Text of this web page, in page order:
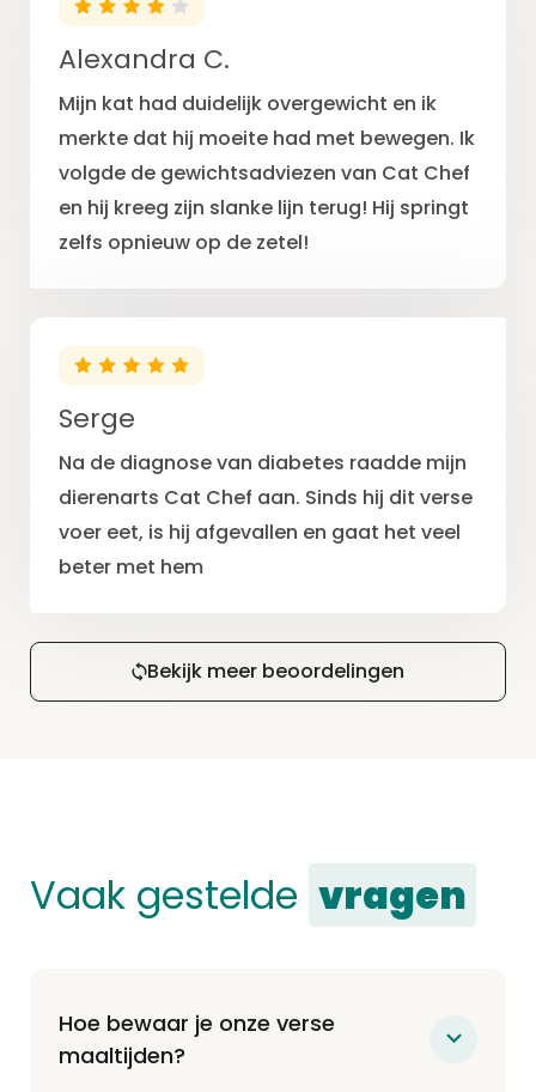
Alexandra C.
Mijn kat had duidelijk overgewicht en ik
merkte dat hij moeite had met bewegen. Ik
volgde de gewichtsadviezen van Cat Chef
en hij kreeg zijn slanke lijn terug! Hij springt
zelfs opnieuw op de zetel!
Serge
Na de diagnose van diabetes raadde mijn
dierenarts Cat Chef aan. Sinds hij dit verse
voer eet, is hij afgevallen en gaat het veel
beter met hem
Bekijk meer beoordelingen
Vaak gestelde vragen
Hoe bewaar je onze verse
maaltijden?